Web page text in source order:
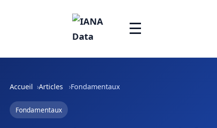
☰
Accueil Articles Fondamentaux
Fondamentaux